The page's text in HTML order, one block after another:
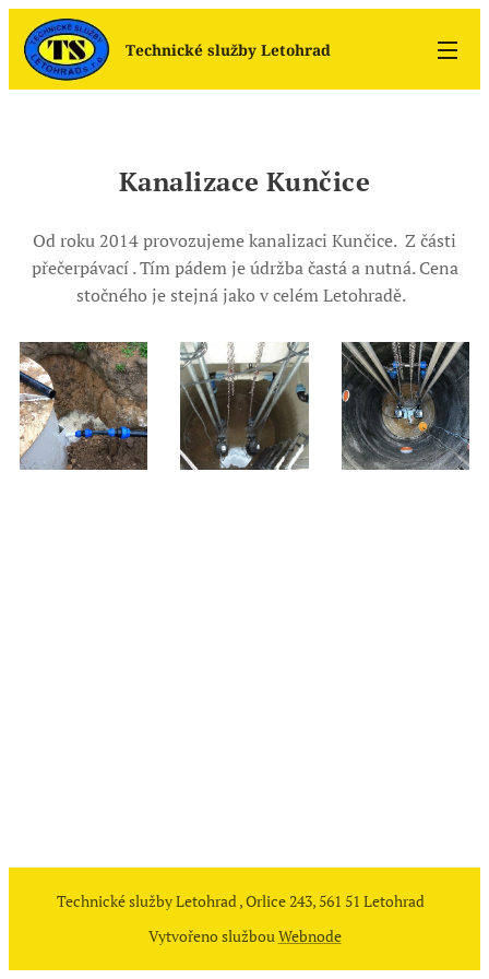
Technické služby Letohrad
Kanalizace Kunčice
Od roku 2014 provozujeme kanalizaci Kunčice. Z části
přečerpávací . Tím pádem je údržba častá a nutná. Cena
stočného je stejná jako v celém Letohradě.
Technické služby Letohrad , Orlice 243, 561 51 Letohrad
Vytvořeno službouWebnode